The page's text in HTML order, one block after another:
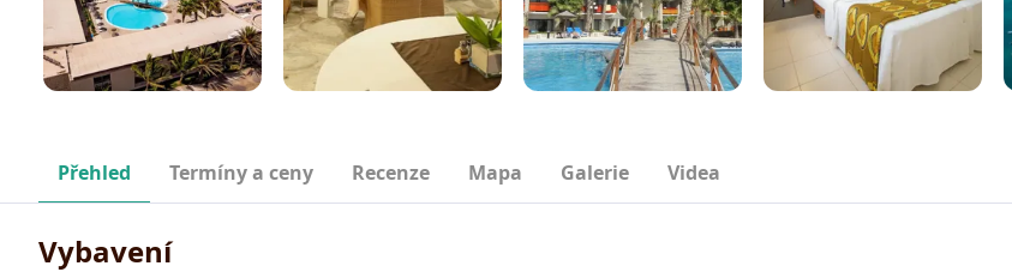
Přehled Termíny a ceny Recenze Mapa Galerie Videa
Vybavení